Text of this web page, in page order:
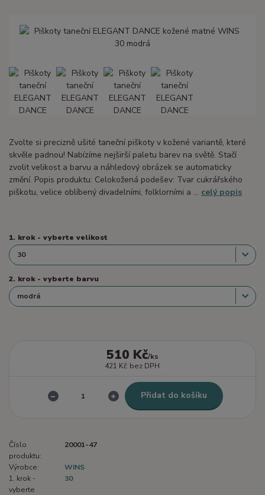
Zvolte si precizně ušité taneční piškoty v kožené variantě, které
skvěle padnou! Nabízíme nejširší paletu barev na světě. Stačí
zvolit velikost a barvu a náhledový obrázek se automaticky
změní. Popis produktu: Celokožená podešev: Tvar cukrářského
piškotu, velice oblíbený divadelními, folklorními a ... celý popis
1. krok - vyberte velikost
2. krok - vyberte barvu
510 Kč/ks
421 Kč bez DPH
Přidat do košíku
Číslo
produktu:
20001-47
Výrobce:
WINS
1. krok -
vyberte
30